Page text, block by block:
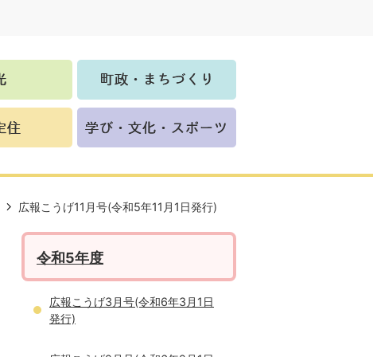
広報こうげ11月号(令和5年11月1日発行)
令和5年度
広報こうげ3月号(令和6年3月1日
発行)